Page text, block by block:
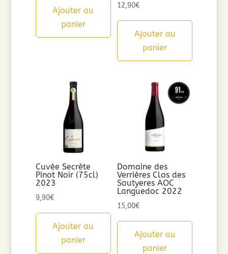
Ajouter au
panier
12,90€
Ajouter au
panier
Cuvée Secrète
Pinot Noir (75cl)
2023
9,90€
Ajouter au
panier
Domaine des
Verrières Clos des
Soutyeres AOC
Languedoc 2022
15,00€
Ajouter au
panier